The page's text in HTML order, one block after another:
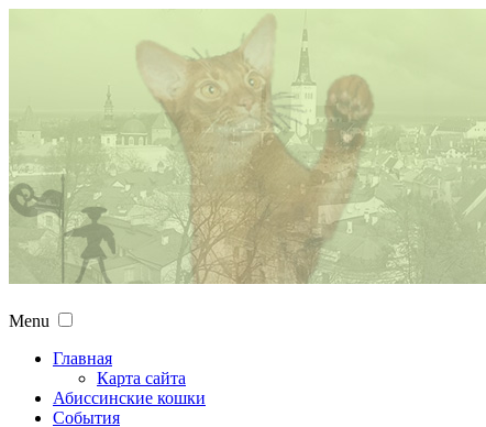
Menu
Главная
Карта сайта
Абиссинские кошки
События